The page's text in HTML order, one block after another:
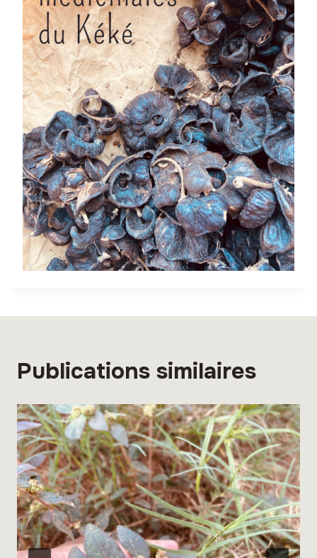
Publications similaires